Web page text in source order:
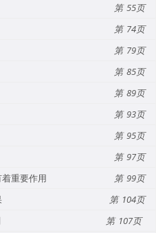
55
74
79
85
89
93
95
97
重要作用
99
104
107